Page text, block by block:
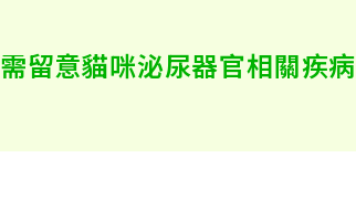
需留意貓咪泌尿器官相關疾病